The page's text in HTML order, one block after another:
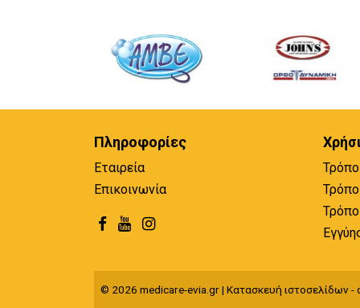
Πληροφορίες
Εταιρεία
Επικοινωνία
© 2026 medicare-evia.gr | Κατασκευή ιστοσελίδων -